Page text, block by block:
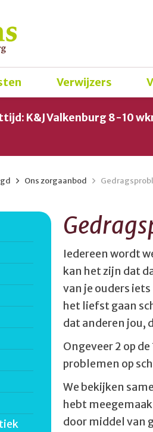
Verwijzers
K&J Valkenburg 8-10
> Ons zorgaanbod >
Iedereen wordt
kan het zijn dat
van je ouders
het liefst gaan
dat anderen jou,
Ongeveer 2 op
problemen op
We bekijken
hebt
door middel van